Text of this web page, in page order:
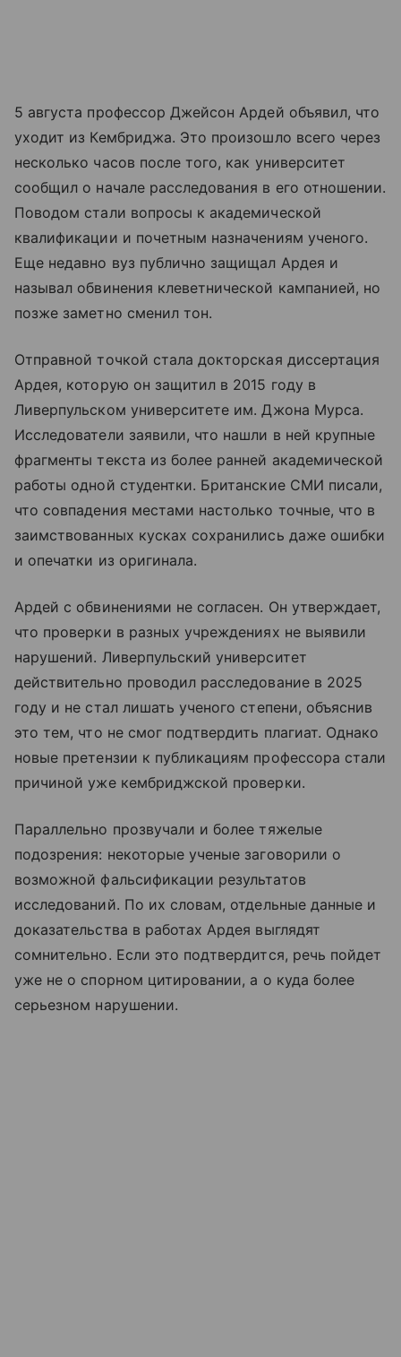
5 августа профессор Джейсон Ардей объявил, что
уходит из Кембриджа. Это произошло всего через
несколько часов после того, как университет
сообщил о начале расследования в его отношении.
Поводом стали вопросы к академической
квалификации и почетным назначениям ученого.
Еще недавно вуз публично защищал Ардея и
называл обвинения клеветнической кампанией, но
позже заметно сменил тон.
Отправной точкой стала докторская диссертация
Ардея, которую он защитил в 2015 году в
Ливерпульском университете им. Джона Мурса.
Исследователи заявили, что нашли в ней крупные
фрагменты текста из более ранней академической
работы одной студентки. Британские СМИ писали,
что совпадения местами настолько точные, что в
заимствованных кусках сохранились даже ошибки
и опечатки из оригинала.
Ардей с обвинениями не согласен. Он утверждает,
что проверки в разных учреждениях не выявили
нарушений. Ливерпульский университет
действительно проводил расследование в 2025
году и не стал лишать ученого степени, объяснив
это тем, что не смог подтвердить плагиат. Однако
новые претензии к публикациям профессора стали
причиной уже кембриджской проверки.
Параллельно прозвучали и более тяжелые
подозрения: некоторые ученые заговорили о
возможной фальсификации результатов
исследований. По их словам, отдельные данные и
доказательства в работах Ардея выглядят
сомнительно. Если это подтвердится, речь пойдет
уже не о спорном цитировании, а о куда более
серьезном нарушении.